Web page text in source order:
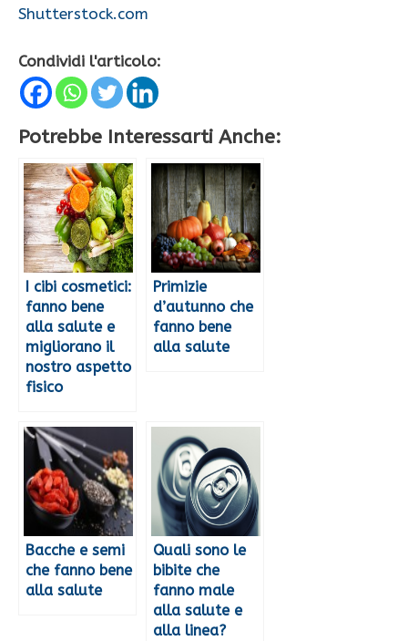
Shutterstock.com
Condividi l'articolo:
Potrebbe Interessarti Anche:
I cibi cosmetici:
fanno bene
alla salute e
migliorano il
nostro aspetto
fisico
Primizie
d’autunno che
fanno bene
alla salute
Bacche e semi
che fanno bene
alla salute
Quali sono le
bibite che
fanno male
alla salute e
alla linea?